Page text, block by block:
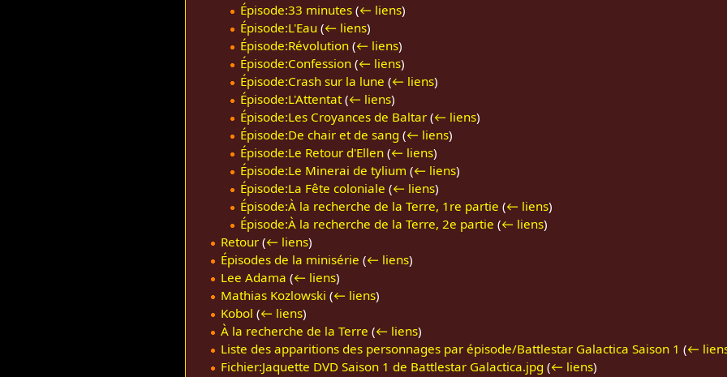
Épisode:33 minutes (← liens)
Épisode:L'Eau (← liens)
Épisode:Révolution (← liens)
Épisode:Confession (← liens)
Épisode:Crash sur la lune (← liens)
Épisode:L'Attentat (← liens)
Épisode:Les Croyances de Baltar (← liens)
Épisode:De chair et de sang (← liens)
Épisode:Le Retour d'Ellen (← liens)
Épisode:Le Minerai de tylium (← liens)
Épisode:La Fête coloniale (← liens)
Épisode:À la recherche de la Terre, 1re partie (← liens)
Épisode:À la recherche de la Terre, 2e partie (← liens)
Retour (← liens)
Épisodes de la minisérie (← liens)
Lee Adama (← liens)
Mathias Kozlowski (← liens)
Kobol (← liens)
À la recherche de la Terre (← liens)
Liste des apparitions des personnages par épisode/Battlestar Galactica Saison 1 (←
Fichier:Jaquette DVD Saison 1 de Battlestar Galactica.jpg (← liens)